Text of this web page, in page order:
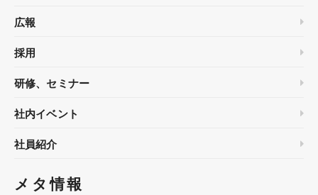
広報
採用
研修、セミナー
社内イベント
社員紹介
メタ情報